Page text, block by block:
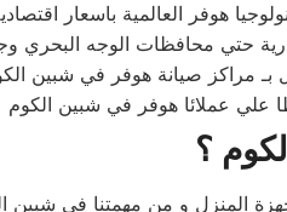
هوفر العالمية باسعار
حتي محافظات الوجه البحري
بـ مراكز صيانة هوفر في شبين
علي عملائا هوفر في شبين الكوم
؟
المنزل و من مهمتنا في شبين